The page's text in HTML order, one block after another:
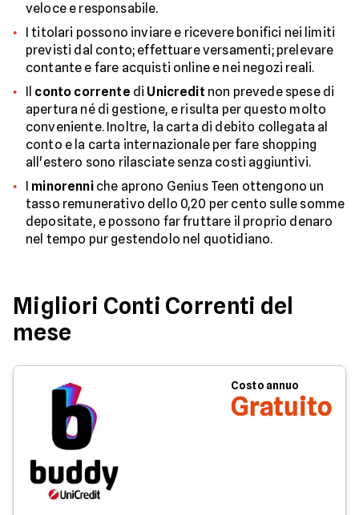
veloce e responsabile.
I titolari possono inviare e ricevere bonifici nei limiti
previsti dal conto; effettuare versamenti; prelevare
contante e fare acquisti online e nei negozi reali.
conto corrente di Unicredit non prevede spese di
apertura né di gestione, e risulta per questo molto
conveniente. Inoltre, la carta di debito collegata al
conto e la carta internazionale per fare shopping
all'estero sono rilasciate senza costi aggiuntivi.
minorenniche aprono Genius Teen ottengono un
tasso remunerativo dello 0,20 per cento sulle somme
depositate, e possono far fruttare il proprio denaro
nel tempo pur gestendolo nel quotidiano.
Migliori Conti Correnti del
mese
Costo annuo
Gratuito